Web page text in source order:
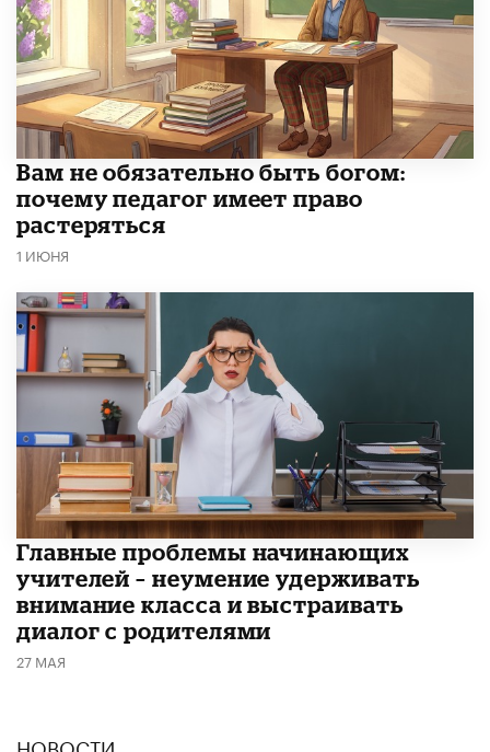
​Вам не обязательно быть богом:
почему педагог имеет право
растеряться
1 ИЮНЯ
Главные проблемы начинающих
учителей – неумение удерживать
внимание класса и выстраивать
диалог с родителями
27 МАЯ
НОВОСТИ